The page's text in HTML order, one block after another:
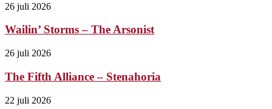
26 juli 2026
Wailin’ Storms – The Arsonist
26 juli 2026
The Fifth Alliance – Stenahoria
22 juli 2026